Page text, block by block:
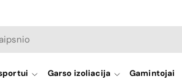
Garso izoliacija Gamintojai